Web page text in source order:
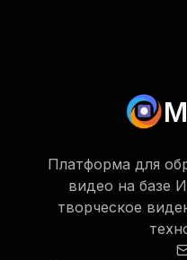
Платформа для
видео на базе
творческое